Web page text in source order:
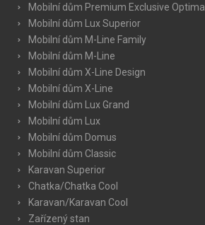
Mobilní dům Premium Exclusive Optimal
Mobilní dům Lux Superior
Mobilní dům M-Line Family
Mobilní dům M-Line
Mobilní dům X-Line Design
Mobilní dům X-Line
Mobilní dům Lux Grand
Mobilní dům Lux
Mobilní dům Domus
Mobilní dům Classic
Karavan Superior
Chatka/Chatka Cool
Karavan/Karavan Cool
Zařízený stan